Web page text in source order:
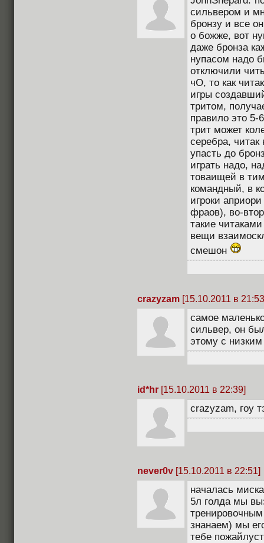
сильвером и
бронзу и все
о божже, вот
даже бронза
нупасом надо
отключили
чО, то как
игры
тритом,
правило это 5-
трит может
серебра, читак
упасть до
играть надо,
товаищей в
командный, в
игроки
фраов), во-
такие
вещи
смешон
crazyzam [15.10.2011 в
самое
сильвер, он
этому с
id*hr [15.10.2011 в 22:39]
crazyzam, гоу
never0v [15.10.2011 в 22:51]
началась
5л голда мы
знанаем) мы
тебе